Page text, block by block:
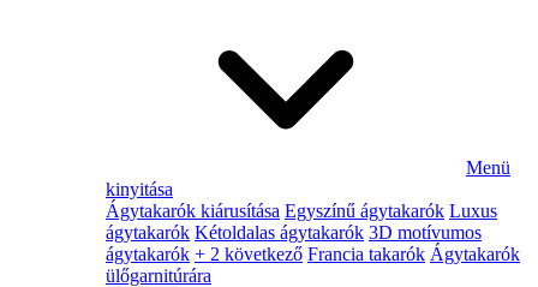
Menü
kinyitása
Ágytakarók kiárusítása Egyszínű ágytakarók Luxus
ágytakarók Kétoldalas ágytakarók 3D motívumos
ágytakarók + 2 következő Francia takarók Ágytakarók
ülőgarnitúrára